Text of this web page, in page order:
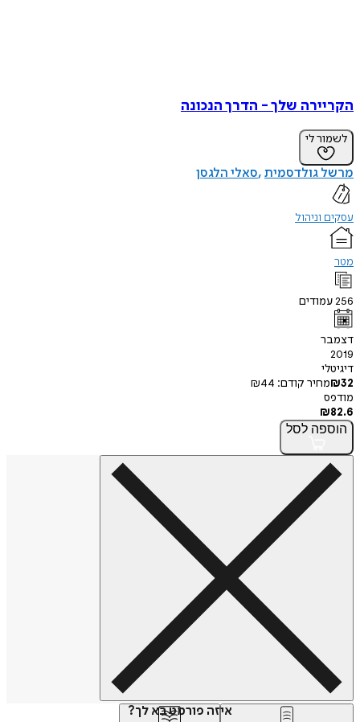
הקריירה שלך - הדרך הנכונה
לשמור לי
מרשל גולדסמית סאלי הלגסן
עסקים וניהול
מטר
256עמודים
דצמבר
2019
דיגיטלי
₪32 מחיר קודם: ₪44
מודפס
₪82.6
הוספה לסל
איזה פורמט בא לך?